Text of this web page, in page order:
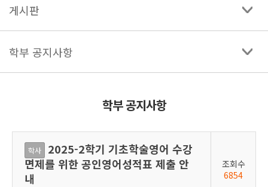
게시판
학부 공지사항
학부 공지사항
학사
2025-2학기 기초학술영어 수강
면제를 위한 공인영어성적표 제출 안
내
조회수
6854